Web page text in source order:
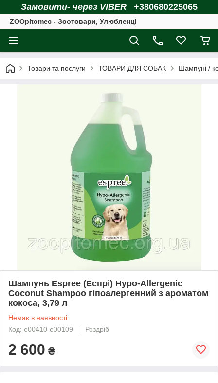
Замовити- через VIBER +380680225065
ZOOpitomec - Зоотовари, Улюбленці
Товари та послуги ТОВАРИ ДЛЯ СОБАК Шампуні /
Шампунь Espree (Еспрі) Hypo-Allergenic
Coconut Shampoo гіпоалергенний з ароматом
кокоса, 3,79 л
Немає в наявності
Код: e00410-е00109
Роздріб
2 600 ₴